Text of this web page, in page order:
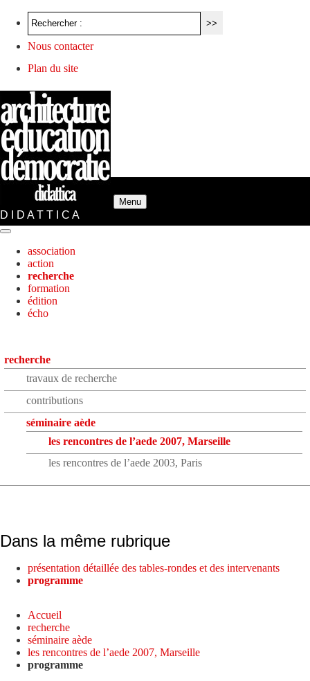
Nous contacter
Plan du site
Menu
D I D A T T I C A
association
action
recherche
formation
édition
écho
recherche
travaux de recherche
contributions
séminaire aède
les rencontres de l’aede 2007, Marseille
les rencontres de l’aede 2003, Paris
Dans la même rubrique
présentation détaillée des tables-rondes et des intervenants
programme
Accueil
recherche
séminaire aède
les rencontres de l’aede 2007, Marseille
programme